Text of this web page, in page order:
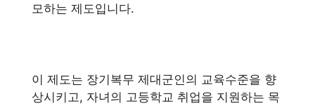
모하는 제도입니다.
이 제도는 장기복무 제대군인의 교육수준을 향
상시키고, 자녀의 고등학교 취업을 지원하는 목